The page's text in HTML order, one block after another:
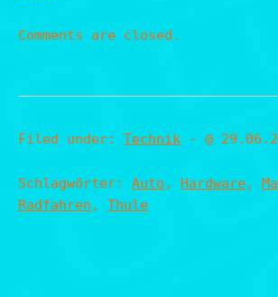
Comments are closed.
Filed under: Technik - @
Schlagwörter: Auto , Hardware,
Radfahren , Thule